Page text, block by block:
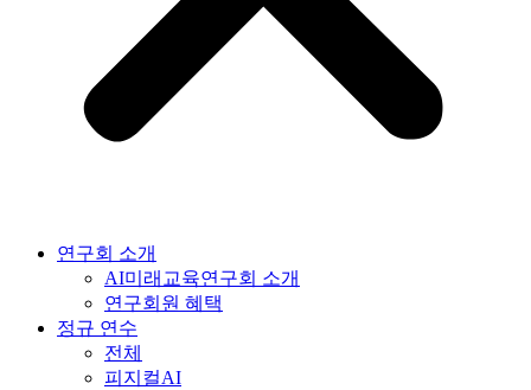
연구회 소개
AI미래교육연구회 소개
연구회원 혜택
정규 연수
전체
피지컬AI